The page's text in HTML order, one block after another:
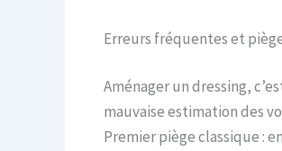
Erreurs fréquentes et
Aménager un dressing,
mauvaise estimation des
Premier piège classique :